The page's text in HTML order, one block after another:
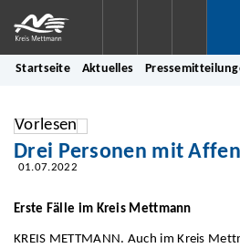
Startseite Aktuelles
Vorlesen
Drei Personen mit
01.07.2022
Erste Fälle im Kreis Mettmann
KREIS METTMANN. Auch im Kreis